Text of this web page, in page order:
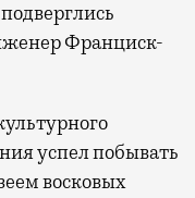
Франциск-
успел побывать
восковых